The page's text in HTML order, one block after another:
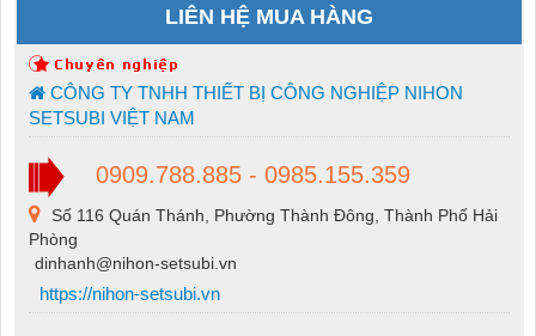
LIÊN HỆ MUA HÀNG
CÔNG TY TNHH THIẾT BỊ CÔNG NGHIỆP NIHON
SETSUBI VIỆT NAM
0909.788.885 - 0985.155.359
Số 116 Quán Thánh, Phường Thành Đông, Thành Phố Hải
Phòng
dinhanh@nihon-setsubi.vn
https://nihon-setsubi.vn